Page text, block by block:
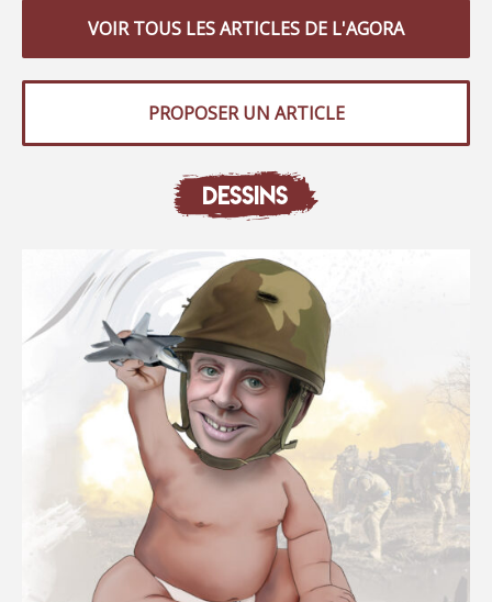
VOIR TOUS LES ARTICLES DE L'AGORA
PROPOSER UN ARTICLE
DESSINS